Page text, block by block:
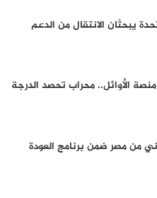
يبحثان الانتقال من الدعم
الأوائل.. محراب تحصد الدرجة
سوداني من مصر ضمن برنامج العودة